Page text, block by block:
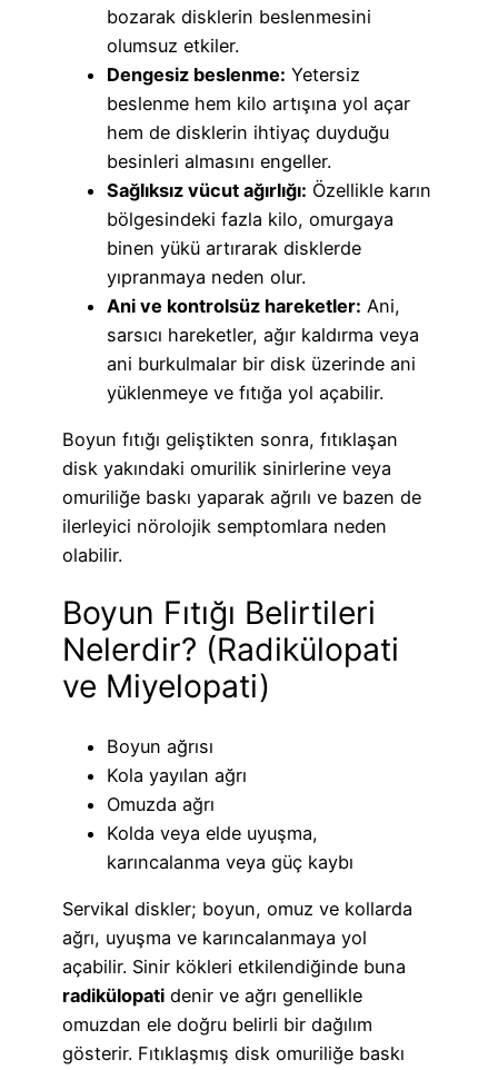
bozarak disklerin beslenmesini
olumsuz etkiler.
Dengesiz beslenme: Yetersiz
beslenme hem kilo artışına yol açar
hem de disklerin ihtiyaç duyduğu
besinleri almasını engeller.
Sağlıksız vücut ağırlığı: Özellikle karın
bölgesindeki fazla kilo, omurgaya
binen yükü artırarak disklerde
yıpranmaya neden olur.
Ani ve kontrolsüz hareketler: Ani,
sarsıcı hareketler, ağır kaldırma veya
ani burkulmalar bir disk üzerinde ani
yüklenmeye ve fıtığa yol açabilir.
Boyun fıtığı geliştikten sonra, fıtıklaşan
disk yakındaki omurilik sinirlerine veya
omuriliğe baskı yaparak ağrılı ve bazen de
ilerleyici nörolojik semptomlara neden
olabilir.
Boyun Fıtığı Belirtileri
Nelerdir? (Radikülopati
ve Miyelopati)
Boyun ağrısı
Kola yayılan ağrı
Omuzda ağrı
Kolda veya elde uyuşma,
karıncalanma veya güç kaybı
Servikal diskler; boyun, omuz ve kollarda
ağrı, uyuşma ve karıncalanmaya yol
açabilir. Sinir kökleri etkilendiğinde buna
radikülopati denir ve ağrı genellikle
omuzdan ele doğru belirli bir dağılım
gösterir. Fıtıklaşmış disk omuriliğe baskı